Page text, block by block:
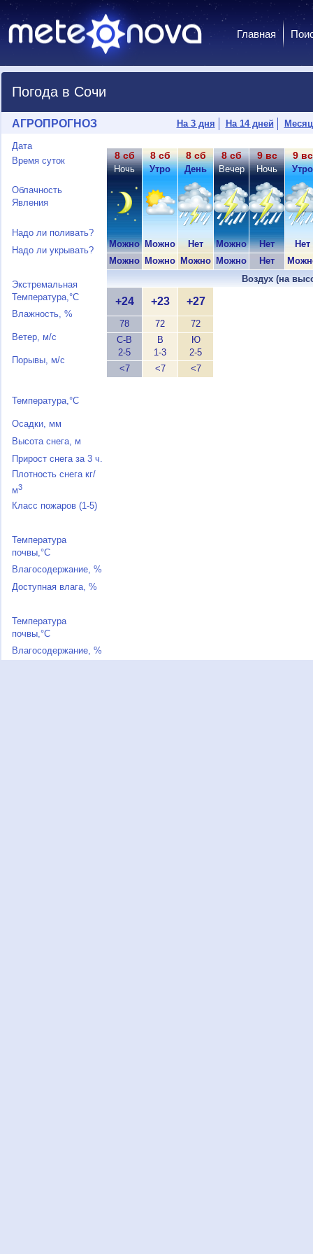
Главная
Погода в Сочи
АГРОПРОГНОЗ На 3 дня На 14 дней Месяц
Дата
Время суток
Облачность
Явления
Надо ли поливать?
Надо ли укрывать?
Экстремальная
Температура,°C
Влажность, %
Ветер, м/с
Порывы, м/с
Температура,°C
Осадки, мм
Высота снега, м
Прирост снега за 3 ч.
Плотность снега кг/
м3
Класс пожаров (1-5)
Температура
почвы,°C
Влагосодержание, %
Доступная влага, %
Температура
почвы,°C
Влагосодержание, %
8 сб
Ночь
Можно
Можно
8 сб
Утро
Можно
Можно
8 сб
День
Нет
Можно
8 сб
Вечер
Можно
Можно
9 вс
Ночь
Нет
Нет
9 вс
Утро
Нет
Воздух (на
+24
78
С-В
2-5
<7
+23
72
В
1-3
<7
+27
72
Ю
2-5
<7